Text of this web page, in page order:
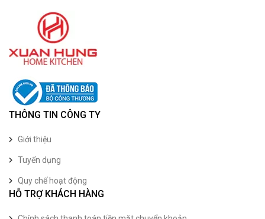
THÔNG TIN CÔNG TY
Giới thiệu
Tuyển dụng
Quy chế hoạt động
HỖ TRỢ KHÁCH HÀNG